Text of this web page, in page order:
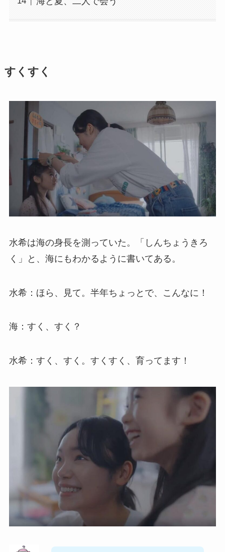
すくすく
水希は海の身長を測っていた。「しんちょうきろ
く」と、海にもわかるように書いてある。
水希：ほら、見て。半年ちょっとで、こんなに！
海：すく、すく？
水希：すく、すく。すくすく、育ってます！